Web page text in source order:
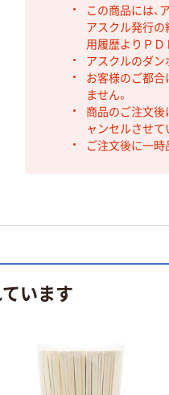
この商品には、
アスクル発行の
用履歴よりＰＤ
アスクルのダン
お客様のご都合
ません。
商品のご注文後
ャンセルさせて
ご注文後に一時
います